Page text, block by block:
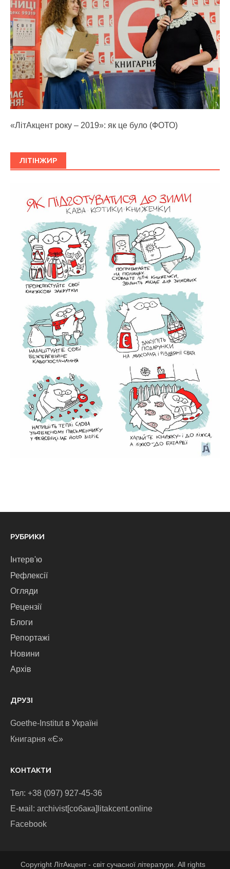
«ЛітАкцент року – 2019»: як це було (ФОТО)
ЛІТІНЖИР
РУБРИКИ
Інтерв'ю
Рефлексії
Огляди
Рецензії
Блоги
Репортажі
Новини
Архів
ДРУЗІ
Goethe-Institut в Україні
Книгарня «Є»
КОНТАКТИ
Тел: +38 (097) 927-45-36
E-маіl: archivist[собака]litakcent.online
Facebook
Copyright ЛітАкцент - світ сучасної літератури. All rights